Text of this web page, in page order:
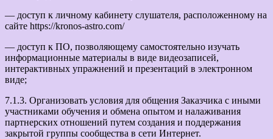
— доступ к личному кабинету слушателя, расположенному на
сайте https://kronos-astro.com/
— доступ к ПО, позволяющему самостоятельно изучать
информационные материалы в виде видеозаписей,
интерактивных упражнений и презентаций в электронном
виде;
7.1.3. Организовать условия для общения Заказчика с иными
участниками обучения и обмена опытом и налаживания
партнерских отношений путем создания и поддержания
закрытой группы сообщества в сети Интернет.